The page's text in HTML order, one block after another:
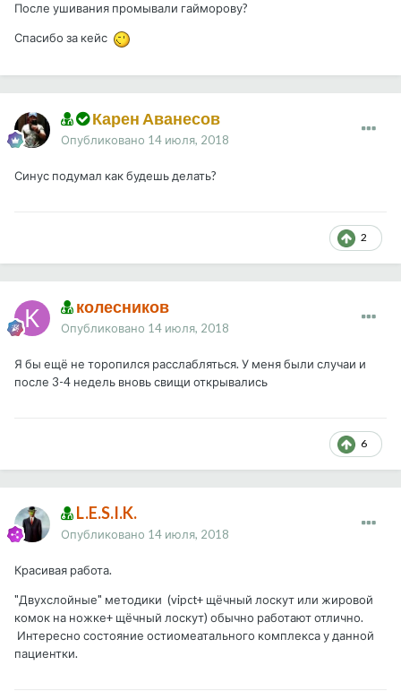
После ушивания промывали гайморову?
Спасибо за кейс
Карен Аванесов
Опубликовано 14 июля, 2018
Синус подумал как будешь делать?
2
колесников
Опубликовано 14 июля, 2018
Я бы ещё не торопился расслабляться. У меня были случаи и
после 3-4 недель вновь свищи открывались
6
L.E.S.I.K.
Опубликовано 14 июля, 2018
Красивая работа.
"Двухслойные" методики (vipct+ щёчный лоскут или жировой
комок на ножке+ щёчный лоскут) обычно работают отлично.
Интересно состояние остиомеатального комплекса у данной
пациентки.